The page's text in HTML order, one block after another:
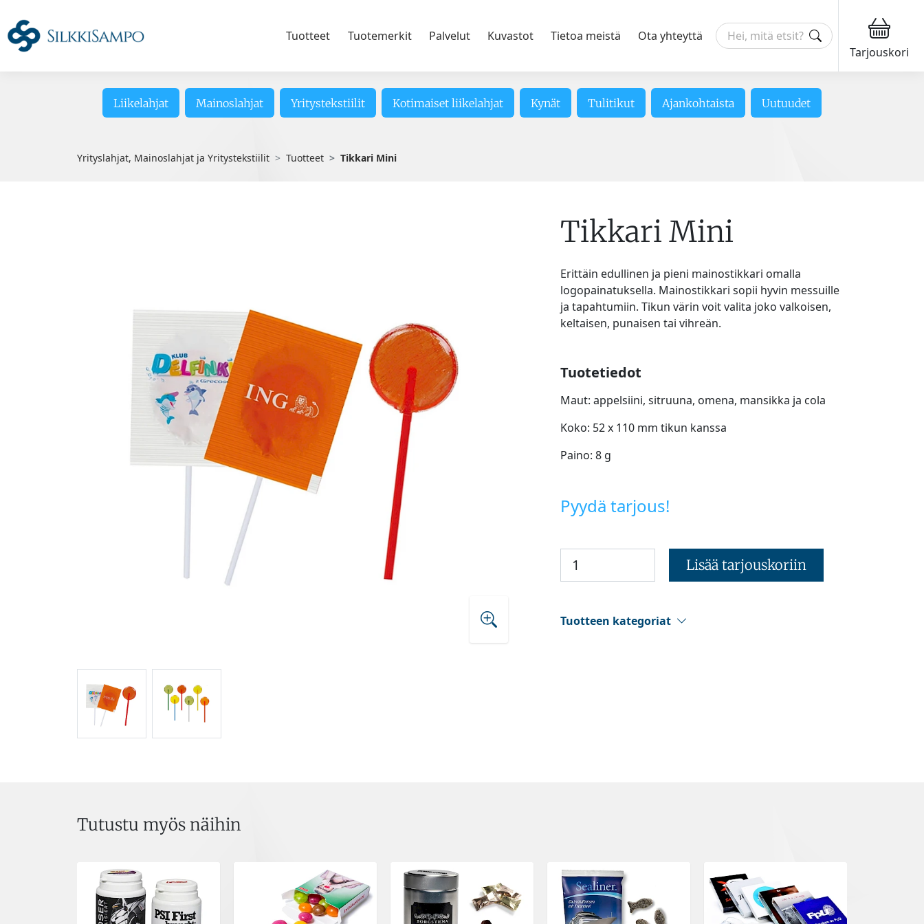
Tuotteet Tuotemerkit Palvelut Kuvastot Tietoa meistä
Ota yhteyttä
Tarjouskori
Liikelahjat Mainoslahjat Yritystekstiilit Kotimaiset liikelahjat Kynät Tulitikut Ajankohtaista Uutuudet
Yrityslahjat, Mainoslahjat ja Yritystekstiilit Tuotteet Tikkari Mini
Tikkari Mini
Erittäin edullinen ja pieni mainostikkari omalla
logopainatuksella. Mainostikkari sopii hyvin messuille
ja tapahtumiin. Tikun värin voit valita joko valkoisen,
keltaisen, punaisen tai vihreän.
Tuotetiedot
Maut: appelsiini, sitruuna, omena, mansikka ja cola
Koko: 52 x 110 mm tikun kanssa
Paino: 8 g
Pyydä tarjous!
Lisää tarjouskoriin
Tuotteen kategoriat
Tutustu myös näihin